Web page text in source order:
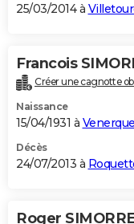
25/03/2014 à
Francois
Créer une cagnotte
Naissance
15/04/1931 à Venerque
Décès
24/07/2013 à
Roger